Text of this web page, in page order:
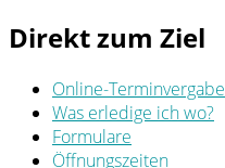
Direkt zum Ziel
Online-Terminvergabe
Was erledige ich wo?
Formulare
Öffnungszeiten